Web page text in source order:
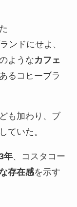
ンドにせよ、
ようなカフェ
るコヒーブラ
も加わり、ブ
ていた。
年、コスタコー
存在感を示す